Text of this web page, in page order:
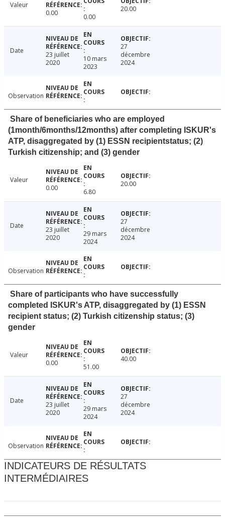
Valeur
0.00
0.00
20.00
Date
23 juillet
2020
10 mars
2023
27
décembre
2024
Observation
Share of beneficiaries who are employed
(1month/6months/12months) after completing ISKUR's
ATP, disaggregated by (1) ESSN recipientstatus; (2)
Turkish citizenship; and (3) gender
Valeur
0.00
6.80
20.00
Date
23 juillet
2020
29 mars
2024
27
décembre
2024
Observation
Share of participants who have successfully
completed ISKUR's ATP, disaggregated by (1) ESSN
recipient status; (2) Turkish citizenship status; (3)
gender
Valeur
0.00
51.00
40.00
Date
23 juillet
2020
29 mars
2024
27
décembre
2024
Observation
INDICATEURS DE RÉSULTATS
INTERMÉDIAIRES